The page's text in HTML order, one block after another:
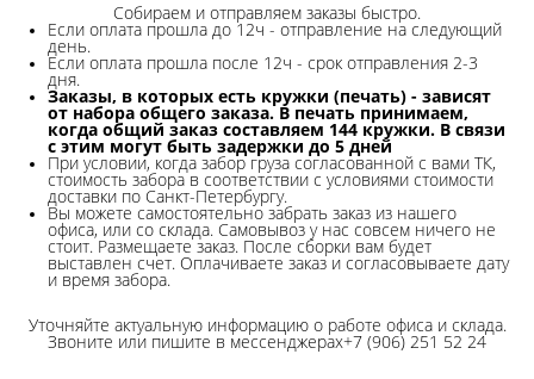
Собираем и отправляем заказы быстро.
Если оплата прошла до 12ч - отправление на следующий
день.
Если оплата прошла после 12ч - срок отправления 2-3
дня.
Заказы, в которых есть кружки (печать) - зависят
от набора общего заказа. В печать принимаем,
когда общий заказ составляем 144 кружки. В связи
с этим могут быть задержки до 5 дней
При условии, когда забор груза согласованной с вами ТК,
стоимость забора в соответствии с условиями стоимости
доставки по Санкт-Петербургу.
Вы можете самостоятельно забрать заказ из нашего
офиса, или со склада. Самовывоз у нас совсем ничего не
стоит. Размещаете заказ. После сборки вам будет
выставлен счет. Оплачиваете заказ и согласовываете дату
и время забора.
Уточняйте актуальную информацию о работе офиса и склада.
Звоните или пишите в мессенджерах+7 (906) 251 52 24